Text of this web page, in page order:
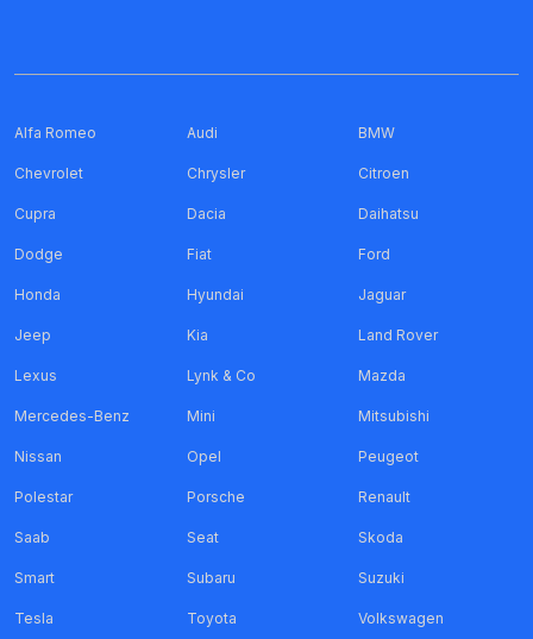
Alfa Romeo Audi BMW
Chevrolet Chrysler Citroen
Cupra Dacia Daihatsu
Dodge Fiat Ford
Honda Hyundai Jaguar
Jeep Kia Land Rover
Lexus Lynk & Co Mazda
Mercedes-Benz Mini Mitsubishi
Nissan Opel Peugeot
Polestar Porsche Renault
Saab Seat Skoda
Smart Subaru Suzuki
Tesla Toyota Volkswagen